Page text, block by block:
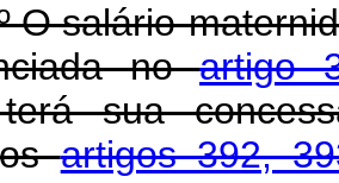
O salário-
noartigo
sua
artigos 392,